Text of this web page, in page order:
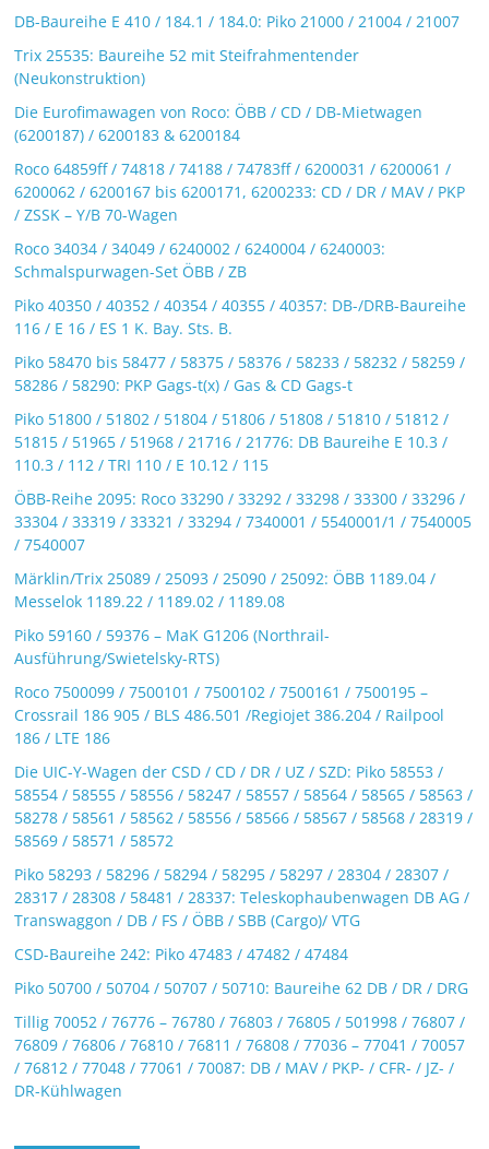
DB-Baureihe E 410 / 184.1 / 184.0: Piko 21000 / 21004 / 21007
Trix 25535: Baureihe 52 mit Steifrahmentender
(Neukonstruktion)
Die Eurofimawagen von Roco: ÖBB / CD / DB-Mietwagen
(6200187) / 6200183 & 6200184
Roco 64859ff / 74818 / 74188 / 74783ff / 6200031 / 6200061 /
6200062 / 6200167 bis 6200171, 6200233: CD / DR / MAV / PKP
/ ZSSK – Y/B 70-Wagen
Roco 34034 / 34049 / 6240002 / 6240004 / 6240003:
Schmalspurwagen-Set ÖBB / ZB
Piko 40350 / 40352 / 40354 / 40355 / 40357: DB-/DRB-Baureihe
116 / E 16 / ES 1 K. Bay. Sts. B.
Piko 58470 bis 58477 / 58375 / 58376 / 58233 / 58232 / 58259 /
58286 / 58290: PKP Gags-t(x) / Gas & CD Gags-t
Piko 51800 / 51802 / 51804 / 51806 / 51808 / 51810 / 51812 /
51815 / 51965 / 51968 / 21716 / 21776: DB Baureihe E 10.3 /
110.3 / 112 / TRI 110 / E 10.12 / 115
ÖBB-Reihe 2095: Roco 33290 / 33292 / 33298 / 33300 / 33296 /
33304 / 33319 / 33321 / 33294 / 7340001 / 5540001/1 / 7540005
/ 7540007
Märklin/Trix 25089 / 25093 / 25090 / 25092: ÖBB 1189.04 /
Messelok 1189.22 / 1189.02 / 1189.08
Piko 59160 / 59376 – MaK G1206 (Northrail-
Ausführung/Swietelsky-RTS)
Roco 7500099 / 7500101 / 7500102 / 7500161 / 7500195 –
Crossrail 186 905 / BLS 486.501 /Regiojet 386.204 / Railpool
186 / LTE 186
Die UIC-Y-Wagen der CSD / CD / DR / UZ / SZD: Piko 58553 /
58554 / 58555 / 58556 / 58247 / 58557 / 58564 / 58565 / 58563 /
58278 / 58561 / 58562 / 58556 / 58566 / 58567 / 58568 / 28319 /
58569 / 58571 / 58572
Piko 58293 / 58296 / 58294 / 58295 / 58297 / 28304 / 28307 /
28317 / 28308 / 58481 / 28337: Teleskophaubenwagen DB AG /
Transwaggon / DB / FS / ÖBB / SBB (Cargo)/ VTG
CSD-Baureihe 242: Piko 47483 / 47482 / 47484
Piko 50700 / 50704 / 50707 / 50710: Baureihe 62 DB / DR / DRG
Tillig 70052 / 76776 – 76780 / 76803 / 76805 / 501998 / 76807 /
76809 / 76806 / 76810 / 76811 / 76808 / 77036 – 77041 / 70057
/ 76812 / 77048 / 77061 / 70087: DB / MAV / PKP- / CFR- / JZ- /
DR-Kühlwagen